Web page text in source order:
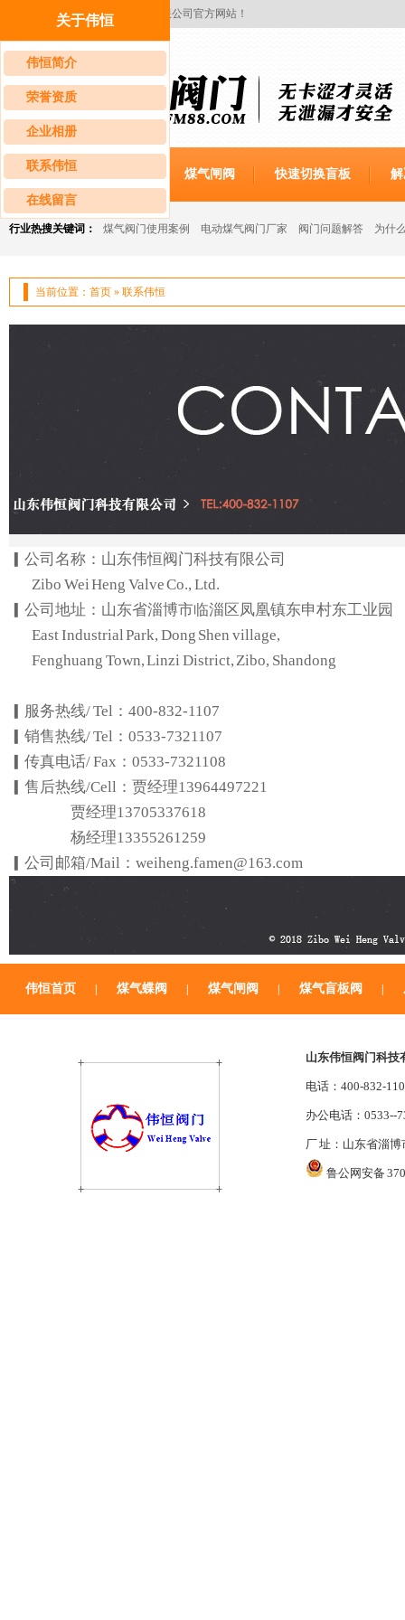
欢迎您来到山东伟恒阀门科技有限公司官方网站！
伟恒首页 煤气闸阀 快速切换盲板
行业热搜关键词： 煤气阀门使用案例 电动煤气阀门厂家 阀门问题解答 为什
当前位置： 首页 » 联系伟恒
关于伟恒
伟恒简介
荣誉资质
企业相册
联系伟恒
在线留言
▎公司名称：山东伟恒阀门科技有限公司
Zibo Wei Heng Valve Co., Ltd.
▎公司地址：山东省淄博市临淄区凤凰镇东申村东工业园
East Industrial Park, Dong Shen village,
Fenghuang Town, Linzi District, Zibo, Shandong
▎服务热线/ Tel：400-832-1107
▎销售热线/ Tel：0533-7321107
▎传真电话/ Fax：0533-7321108
▎售后热线/Cell：贾经理13964497221
贾经理13705337618
杨经理13355261259
▎公司邮箱/Mail：weiheng.famen@163.com
伟恒首页 煤气蝶阀 煤气闸阀 煤气盲板阀
山东伟恒阀门科技
电话：400-832-
办公电话：0533--
厂 址：山东省淄
鲁公网安备